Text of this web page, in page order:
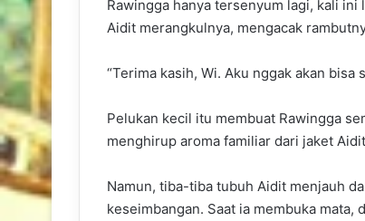
Rawingga hanya tersenyum lagi, kali
Aidit merangkulnya, mengacak
“Terima kasih, Wi. Aku nggak akan bisa
Pelukan kecil itu membuat Rawingga
menghirup aroma familiar dari jaket
Namun, tiba-tiba tubuh Aidit menjauh
keseimbangan. Saat ia membuka mata,